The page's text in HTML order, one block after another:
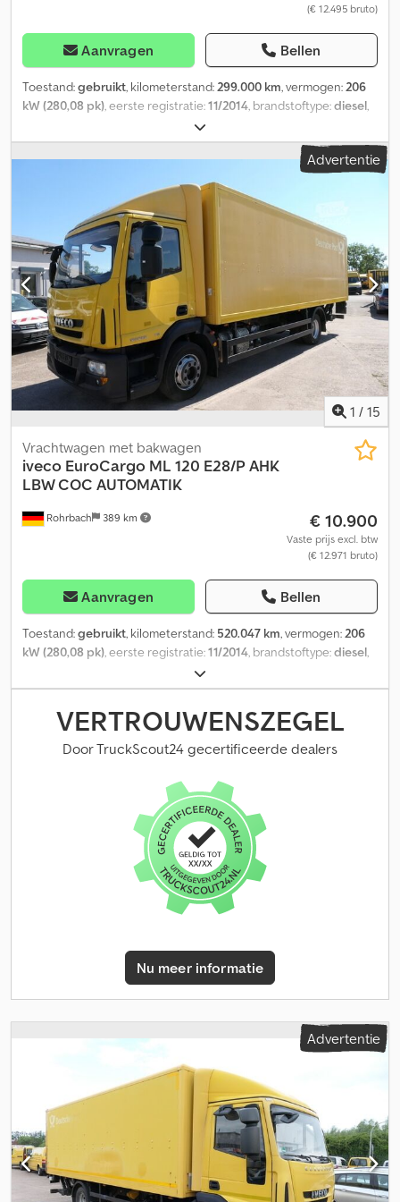
(€ 12.495 bruto)
Aanvragen Bellen
Toestand:gebruikt, kilometerstand:299.000 km, vermogen:206
kW (280,08 pk), eerste registratie:11/2014, brandstoftype:diesel,
, asconfiguratie:
keuring (TÜV):12/2026, kleur:geel, soort overbrenging:
automatisch, emissieklasse:Euro 6, totale lengte:6.440 mm,
, totale hoogte:
, laadruimtebreedte:2.420 mm
laadruimtehoogte:2.000 mm, Uitrusting: ABS, laadklep
Controledisplay Highline, dakluik in de cabine, dakspoiler,
sneeuwkettingen, verwarmde lucht droger in het remsysteem,
wielbasis: 4.815 mm. APK & keuring: – Het voertuig wordt
aangeboden in de huidige staat. Verkoopvoorwaarden: wij
verzoeken u begrip te hebben voor het feit dat wij
bedrijfsvoertuigen die eerder commercieel zijn gebruikt, bij
voorkeur verkopen aan bedrijven of voor export. Dit geldt onder
andere voor: – Kleine bedrijven en zelfstandigen –
Landbouwbedrijven – Verenigingen en andere instellingen. Extra
diensten: – Financiering: individuele financieringsmogelijkheden
via onze partnerbank. – Levering: landelijke levering tegen
meerprijs mogelijk. Fouten en tussenverkoop voorbehouden.
Codpfozk Su Esx Alysha
Advertentie
1 / 15
Rohrbach 389 km
Vrachtwagen met bakwagen
iveco EuroCargo ML 120 E28/P AHK
LBW COC AUTOMATIK
€ 10.900
Vaste prijs excl. btw
(€ 12.971 bruto)
Aanvragen Bellen
Toestand:gebruikt, kilometerstand: 520.047 km, vermogen:206
kW (280,08 pk), eerste registratie:11/2014, brandstoftype:diesel,
, maximaal laadgewicht:
totaalgewicht:11.990 kg, wielbasis:4.815 mm, brandstof:diesel,
geel, bestuurderscabine: overig, soort overbrenging:
automatisch, emissieklasse:Euro 6, ophanging:overig , aantal
zitplaatsen:3, totale lengte:8.900 mm, laadruimte lengte:7.050
, bouwhoogte:3.350 mm
aanhangwagenkoppeling, elektronisch stabiliteitsprogramma
, Bent u op zoek naar een vrachtwagen die uw
dagelijkse werkzaamheden niet ingewikkelder maakt, maar juist
eenvoudiger, sneller en efficiënter? Dan is deze Iveco EuroCargo
ML 120 precies de juiste voertuig voor uw bedrijf. Aangedreven
door een krachtige 6.728 cm³ dieselmotor met een vermogen
van 206 kW, beschikt deze EuroCargo over de nodige kracht om
combinatie met de automatische transmissie profiteert u van een
ontspannen en efficiënte rijervaring, die vooral bij dagelijkse
distributietransporten voor een merkbare vermindering van de
inzetmogelijkheden aanzienlijk en maakt het voertuig flexibel
inzetbaar voor verschillende transporttaken. Bovendien zorgt de
geïntegreerde laadklep ervoor dat het laden en lossen snel, veilig
en onafhankelijk van infrastructuur zoals laadplatforms kan
worden uitgevoerd. Dit bespaart tijd, vermindert de inspanning en
verhoogt de productiviteit bij dagelijks gebruik. Met een eerste
registratie in november 2014 en een kilometerstand van 520.046
km is deze EuroCargo een echte werker, die in het verleden al
zijn betrouwbaarheid in zwaar gebruik heeft bewezen. Precies
daarvoor is deze modelreeks ontworpen: robuust, duurzaam en
VERTROUWENSZEGEL
Door TruckScout24 gecertificeerde dealers
Nu meer informatie
Advertentie